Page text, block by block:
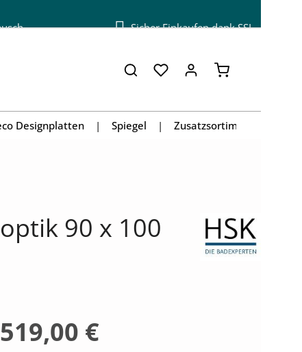
Sicher Einkaufen dank SSL
Warenkorb
Designplatten Spiegel Zusatzsortiment
90 x 100
519,00 €